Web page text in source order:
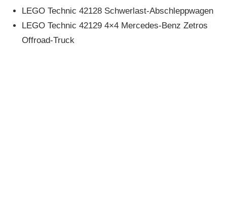
LEGO Technic 42128 Schwerlast-Abschleppwagen
LEGO Technic 42129 4×4 Mercedes-Benz Zetros
Offroad-Truck